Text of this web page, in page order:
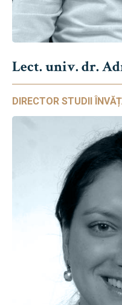
Lect. univ. dr.
DIRECTOR STUDII